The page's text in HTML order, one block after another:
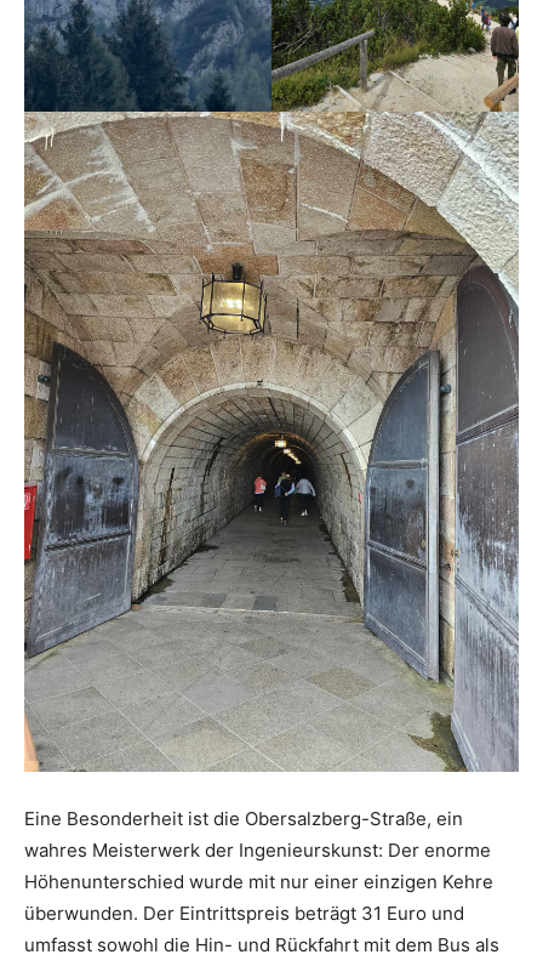
Eine Besonderheit ist die Obersalzberg-Straße, ein
wahres Meisterwerk der Ingenieurskunst: Der enorme
Höhenunterschied wurde mit nur einer einzigen Kehre
überwunden. Der Eintrittspreis beträgt 31 Euro und
umfasst sowohl die Hin- und Rückfahrt mit dem Bus als